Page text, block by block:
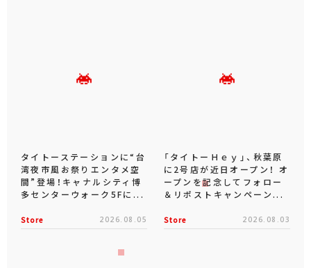
タイトーステーションに“台
湾夜市風お祭りエンタメ空
間”登場！キャナルシティ博
多センターウォーク5Fに...
Store 2026.08.05
「タイトーＨｅｙ」、秋葉原
に2号店が近日オープン！ オ
ープンを記念してフォロー
＆リポストキャンペーン...
Store 2026.08.03